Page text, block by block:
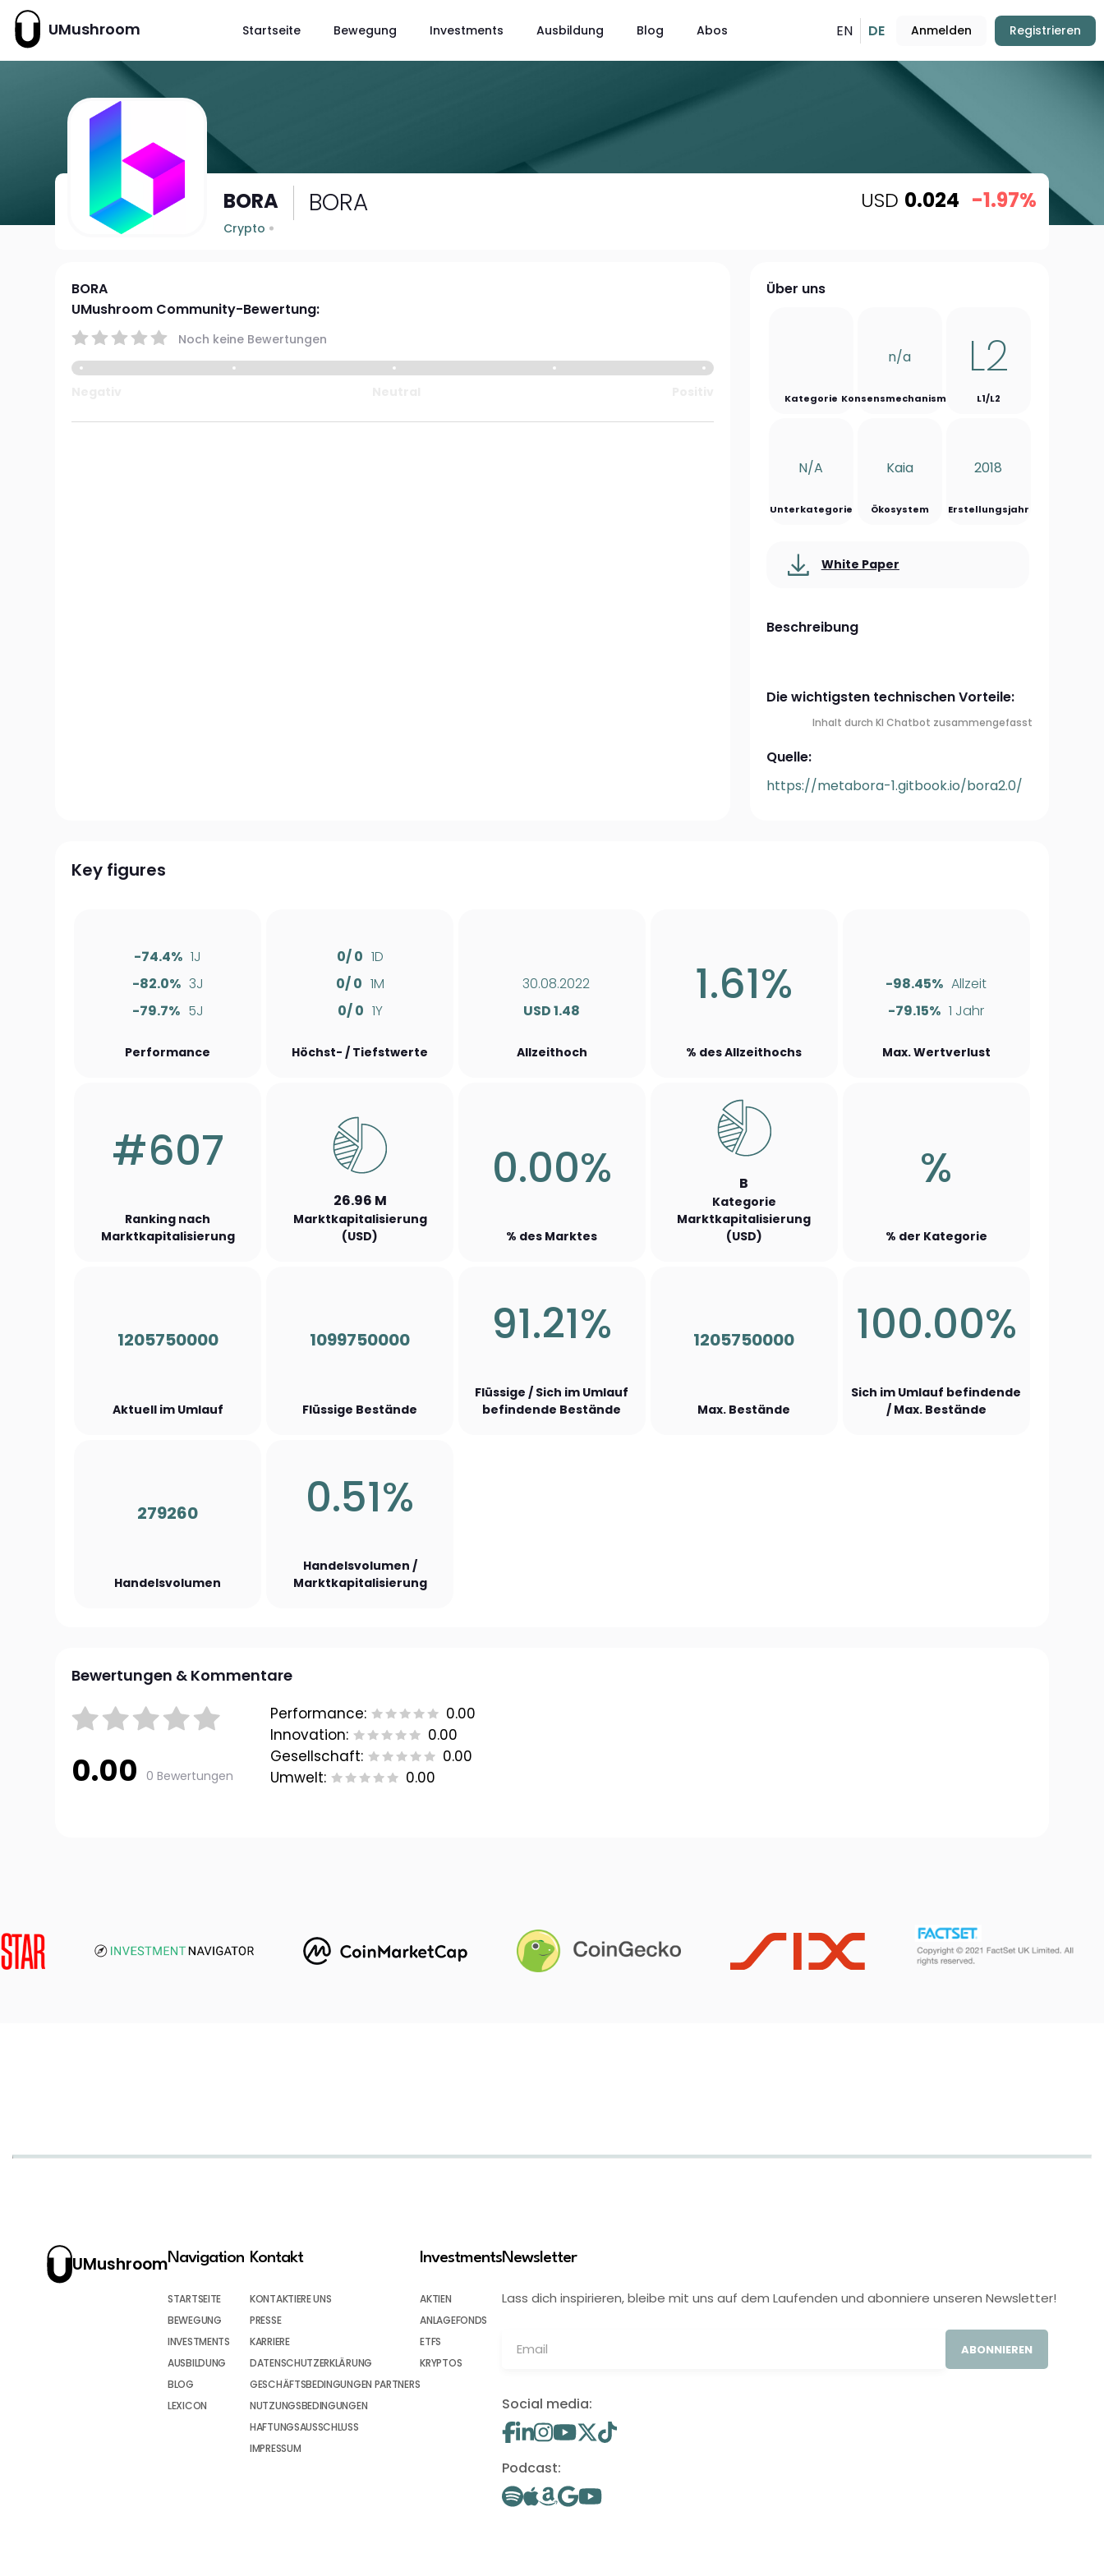
UMushroom Startseite Bewegung Investments Ausbildung Blog Abos EN DE Anmelden Registrieren
BORA BORA
Crypto
USD 0.024 -1.97%
BORA
UMushroom Community-Bewertung:
Noch keine Bewertungen
Über uns
Kategorie
n/a
Konsensmechanismus
L2
L1/L2
N/a
Unterkategorie
Kaia
Ökosystem
2018
Erstellungsjahr
White Paper
Beschreibung
Die wichtigsten technischen Vorteile:
Inhalt durch KI Chatbot zusammengefasst
Quelle:
https://metabora-1.gitbook.io/bora2.0/
Key figures
-74.4% 1J
-82.0% 3J
-79.7% 5J
Performance
0/ 0 1D
0/ 0 1M
0/ 0 1Y
Höchst- / Tiefstwerte
30.08.2022
USD 1.48
Allzeithoch
1.61%
% des Allzeithochs
-98.45% Allzeit
-79.15% 1 Jahr
Max. Wertverlust
#607
Ranking nach
Marktkapitalisierung
26.96 M
Marktkapitalisierung
(USD)
0.00%
% des Marktes
B
Kategorie
Marktkapitalisierung
(USD)
%
% der Kategorie
1205750000
Aktuell im Umlauf
1099750000
Flüssige Bestände
91.21%
Flüssige / Sich im Umlauf
befindende Bestände
1205750000
Max. Bestände
100.00%
Sich im Umlauf befindende
/ Max. Bestände
279260
Handelsvolumen
0.51%
Handelsvolumen /
Marktkapitalisierung
Bewertungen & Kommentare
0.00 0 Bewertungen
Performance:
0.00
Innovation:
0.00
Gesellschaft:
0.00
Umwelt:
0.00
UMushroomNavigation
STARTSEITE
BEWEGUNG
INVESTMENTS
AUSBILDUNG
BLOG
LEXICON
Kontakt
KONTAKTIERE UNS
PRESSE
KARRIERE
DATENSCHUTZERKLÄRUNG
GESCHÄFTSBEDINGUNGEN PARTNERS
NUTZUNGSBEDINGUNGEN
HAFTUNGSAUSSCHLUSS
IMPRESSUM
Investments
AKTIEN
ANLAGEFONDS
ETFS
KRYPTOS
Newsletter
Lass dich inspirieren, bleibe mit uns auf dem Laufenden und abonniere unseren Newsletter!
ABONNIEREN
Social media:
Podcast: